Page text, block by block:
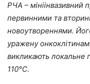
РЧА – мініінвазивний
первинними та
новоутвореннями.
уражену
викликають локальне
110°С.